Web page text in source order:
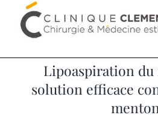
Lipoaspiration du
solution efficace